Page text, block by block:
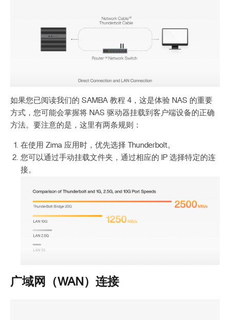
如果您已阅读我们的 SAMBA 教程 4，这是体验 NAS 的重要
方式，您可能会掌握将 NAS 驱动器挂载到客户端设备的正确
方法。要注意的是，这里有两条规则：
在使用 Zima 应用时，优先选择 Thunderbolt。
您可以通过手动挂载文件夹，通过相应的 IP 选择特定的连
接。
广域网（WAN）连接